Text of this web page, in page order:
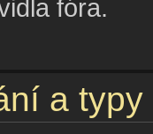
fóra.
a